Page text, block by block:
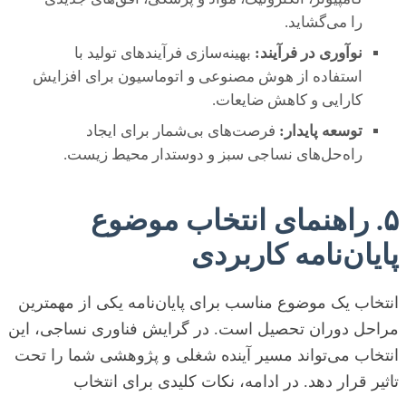
را می‌گشاید.
نوآوری در فرآیند: بهینه‌سازی فرآیندهای تولید با
استفاده از هوش مصنوعی و اتوماسیون برای افزایش
کارایی و کاهش ضایعات.
توسعه پایدار: فرصت‌های بی‌شمار برای ایجاد
راه‌حل‌های نساجی سبز و دوستدار محیط زیست.
۵. راهنمای انتخاب موضوع
پایان‌نامه کاربردی
انتخاب یک موضوع مناسب برای پایان‌نامه یکی از مهمترین
مراحل دوران تحصیل است. در گرایش فناوری نساجی، این
انتخاب می‌تواند مسیر آینده شغلی و پژوهشی شما را تحت
تاثیر قرار دهد. در ادامه، نکات کلیدی برای انتخاب